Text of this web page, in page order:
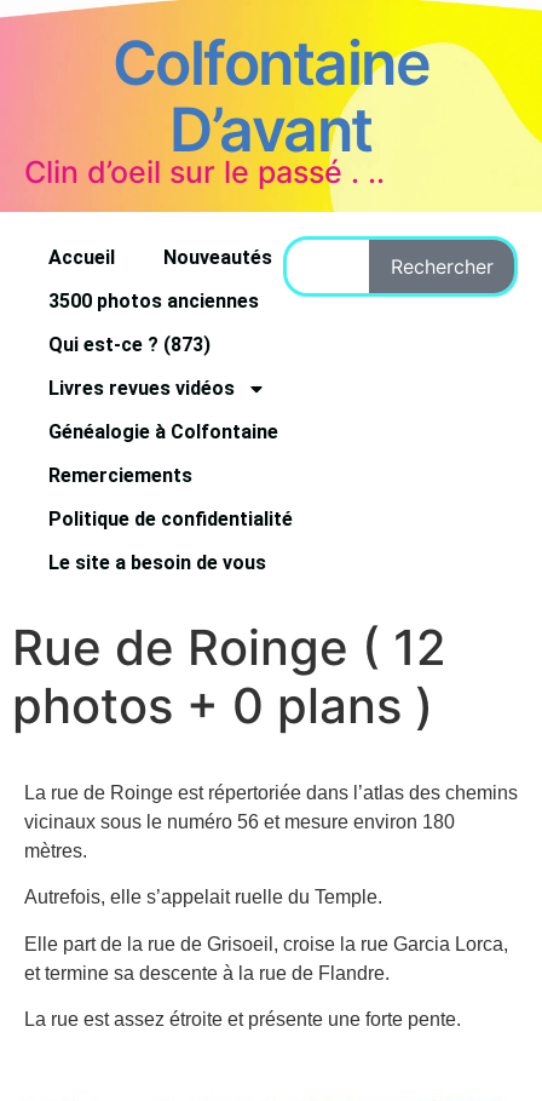
Colfontaine
D’avant
Clin d’oeil sur le passé . ..
Accueil
Nouveautés
3500 photos anciennes
Qui est-ce ? (873)
Livres revues vidéos
Généalogie à Colfontaine
Remerciements
Politique de confidentialité
Le site a besoin de vous
Rechercher
Rue de Roinge ( 12
photos + 0 plans )
La rue de Roinge est répertoriée dans l’atlas des chemins
vicinaux sous le numéro 56 et mesure environ 180
mètres.
Autrefois, elle s’appelait ruelle du Temple.
Elle part de la rue de Grisoeil, croise la rue Garcia Lorca,
et termine sa descente à la rue de Flandre.
La rue est assez étroite et présente une forte pente.